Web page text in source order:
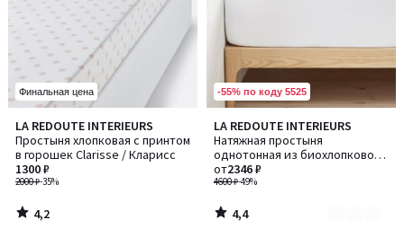
Финальная цена
LA REDOUTE INTERIEURS
Простыня хлопковая с принтом
в горошек Clarisse / Кларисс
2000 ₽-35%
1300 ₽
4,2
/ 5
4,2
/
-55% по коду 5525
LA REDOUTE INTERIEURS
Натяжная простыня
однотонная из биохлопковой
перкали
4600 ₽-49%
от2346 ₽
4,4
/ 5
Количество
цветов:
5
4,4
/